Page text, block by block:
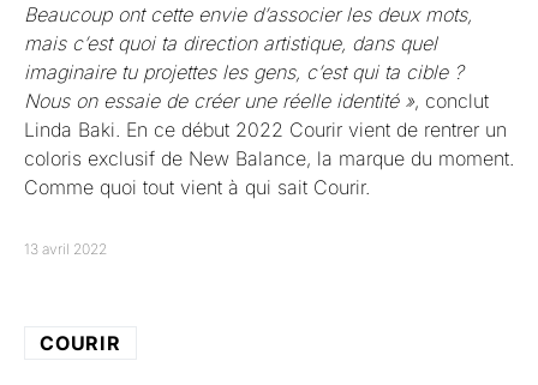
Beaucoup ont cette envie d’associer les deux mots,
mais c’est quoi ta direction artistique, dans quel
imaginaire tu projettes les gens, c’est qui ta cible ?
Nous on essaie de créer une réelle identité », conclut
Linda Baki. En ce début 2022 Courir vient de rentrer un
coloris exclusif de New Balance, la marque du moment.
Comme quoi tout vient à qui sait Courir.
13 avril 2022
COURIR